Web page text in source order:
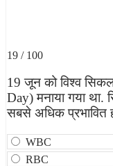
19 / 100
19 जून को विश्व
Day) मनाया गया
सबसे अधिक प्रभावित
WBC
RBC